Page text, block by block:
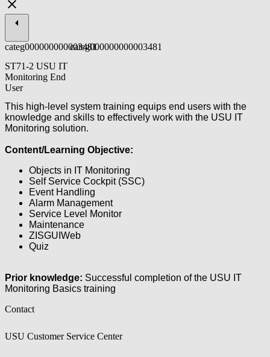
categ000000000003481
ST71-2 USU IT
Monitoring End
User
categ000000000003481
This high-level system training equips end users with the
knowledge and skills to effectively work with the USU IT
Monitoring solution.
Content/Learning Objective:
Objects in IT Monitoring
Self Service Cockpit (SSC)
Event Handling
Alarm Management
Service Level Monitor
Maintenance
ZISGUIWeb
Quiz
Prior knowledge: Successful completion of the USU IT
Monitoring Basics training
Contact
USU Customer Service Center